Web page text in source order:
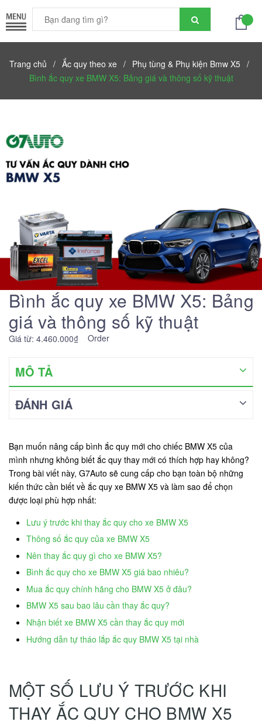
Trang chủ / Ắc quy theo xe / Phụ tùng & Phụ kiện Bmw X5 /
Bình ắc quy xe BMW X5: Bảng giá và thông số kỹ thuật
Bình ắc quy xe BMW X5: Bảng
giá và thông số kỹ thuật
Giá từ: 4.460.000₫ Order
MÔ TẢ
ĐÁNH GIÁ
Bạn muốn nâng cấp bình ắc quy mới cho chiếc BMW X5 của
mình nhưng không biết ắc quy thay mới có thích hợp hay không?
Trong bài viết này, G7Auto sẽ cung cấp cho bạn toàn bộ những
kiến thức cần biết về ắc quy xe BMW X5 và làm sao để chọn
được loại phù hợp nhất:
Lưu ý trước khi thay ắc quy cho xe BMW X5
Thông số ắc quy của xe BMW X5
Nên thay ắc quy gì cho xe BMW X5?
Bình ắc quy cho xe BMW X5 giá bao nhiêu?
Mua ắc quy chính hãng cho BMW X5 ở đâu?
BMW X5 sau bao lâu cần thay ắc quy?
Nhận biết xe BMW X5 cần thay ắc quy mới
Hướng dẫn tự tháo lắp ắc quy BMW X5 tại nhà
MỘT SỐ LƯU Ý TRƯỚC KHI
THAY ẮC QUY CHO BMW X5